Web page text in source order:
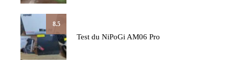
8.5
Test du NiPoGi AM06 Pro